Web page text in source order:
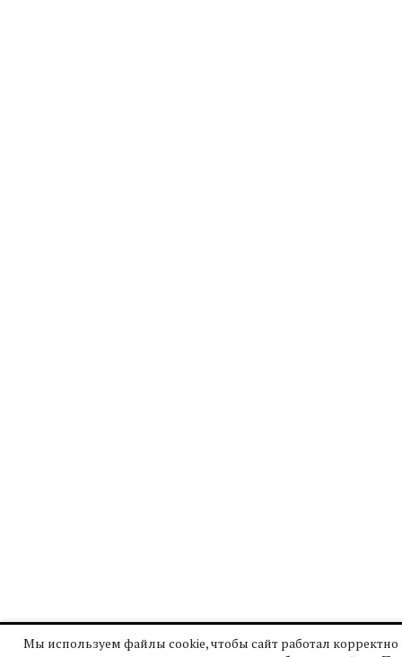
Мы используем файлы cookie, чтобы сайт работал